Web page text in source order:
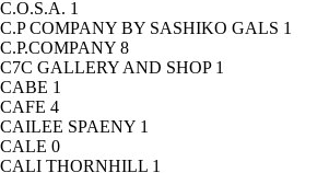
C.O.S.A. 1
C.P COMPANY BY SASHIKO GALS 1
C.P.COMPANY 8
C7C GALLERY AND SHOP 1
CABE 1
CAFE 4
CAILEE SPAENY 1
CALE 0
CALI THORNHILL 1